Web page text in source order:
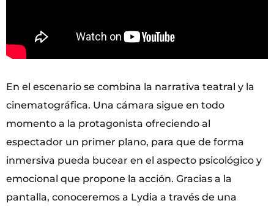
En el escenario se combina la narrativa teatral y la
cinematográfica. Una cámara sigue en todo
momento a la protagonista ofreciendo al
espectador un primer plano, para que de forma
inmersiva pueda bucear en el aspecto psicológico y
emocional que propone la acción. Gracias a la
pantalla, conoceremos a Lydia a través de una